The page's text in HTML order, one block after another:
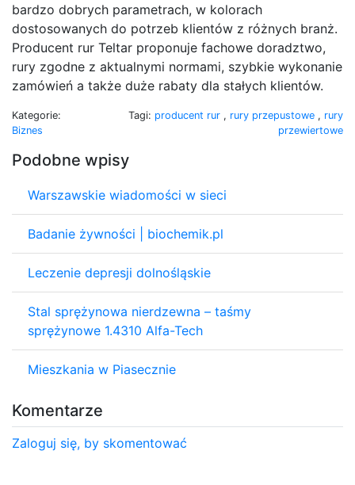
bardzo dobrych parametrach, w kolorach
dostosowanych do potrzeb klientów z różnych branż.
Producent rur Teltar proponuje fachowe doradztwo,
rury zgodne z aktualnymi normami, szybkie wykonanie
zamówień a także duże rabaty dla stałych klientów.
Kategorie:
Biznes
Tagi: producent rur , rury przepustowe , rury
przewiertowe
Podobne wpisy
Warszawskie wiadomości w sieci
Badanie żywności | biochemik.pl
Leczenie depresji dolnośląskie
Stal sprężynowa nierdzewna – taśmy
sprężynowe 1.4310 Alfa-Tech
Mieszkania w Piasecznie
Komentarze
Zaloguj się, by skomentować